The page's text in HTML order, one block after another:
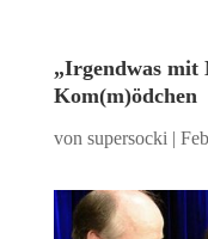
„Irgendwas mit
Kom(m)ödchen
von supersocki |